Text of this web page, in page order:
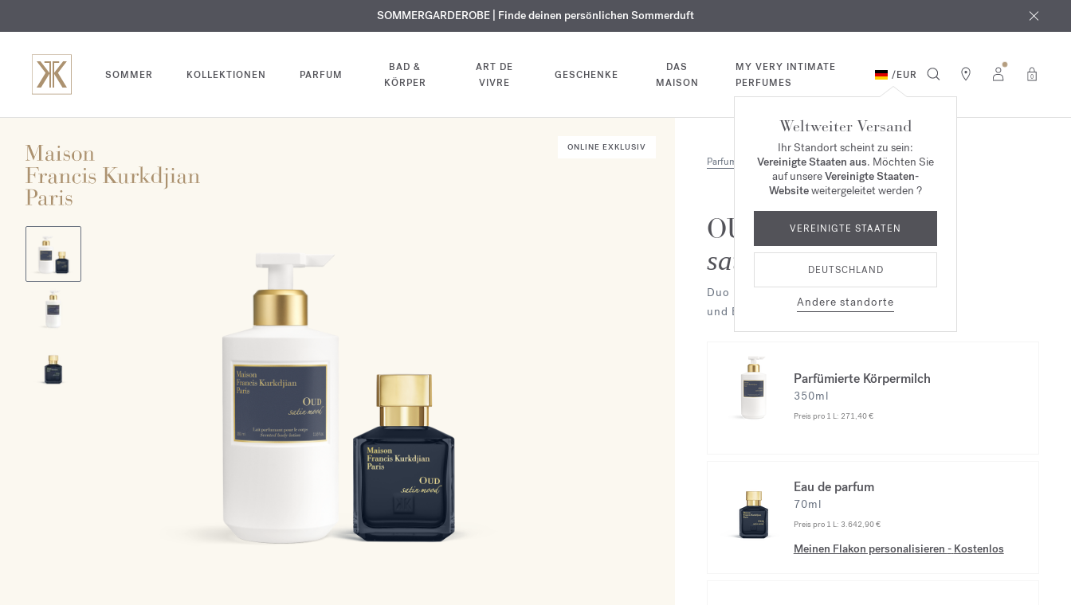
EXKLUSIV | Erhalten Sie OUDvelvet moodin Ihrer Bestellung*
KOSTENLOSE GRAVUR | Auf alle Düfte und Körperöle bis zum 9. August
SOMMERGARDEROBE | Finde deinen persönlichen Sommerduft
SOMMER KOLLEKTIONEN PARFUM
BAD &
KÖRPER
ART DE
VIVRE
GESCHENKE
DAS
MAISON
MY VERY INTIMATE
PERFUMES
/EUR 0
Weltweiter Versand
Ihr Standort scheint zu sein:
Vereinigte Staaten aus. Möchten Sie
auf unsereVereinigte Staaten-
Websiteweitergeleitet werden ?
VEREINIGTE STAATEN
DEUTSCHLAND
Andere standorte
ONLINE EXKLUSIV
Parfum Duo & Trio
OUD
satin mood
Duo Parfümierte Körpermilch
und Eau de parfum
Parfümierte Körpermilch
350ml
Preis pro 1 L: 271,40 €
Eau de parfum
70ml
Preis pro 1 L: 3.642,90 €
Meinen Flakon personalisieren - Kostenlos